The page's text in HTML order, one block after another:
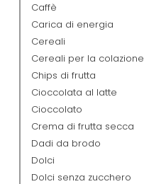
Caffè
Carica di energia
Cereali
Cereali per la colazione
Chips di frutta
Cioccolata al latte
Cioccolato
Crema di frutta secca
Dadi da brodo
Dolci
Dolci senza zucchero